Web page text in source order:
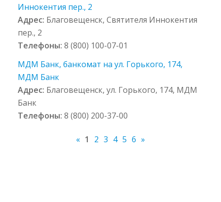
Иннокентия пер., 2
Адрес: Благовещенск, Святителя Иннокентия
пер., 2
Телефоны:8 (800) 100-07-01
МДМ Банк, банкомат на ул. Горького, 174,
МДМ Банк
Адрес: Благовещенск, ул. Горького, 174, МДМ
Банк
Телефоны:8 (800) 200-37-00
« 1 2 3 4 5 6 »